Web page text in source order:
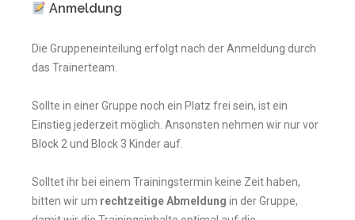
Anmeldung
Die Gruppeneinteilung erfolgt nach der Anmeldung durch
das Trainerteam.
Sollte in einer Gruppe noch ein Platz frei sein, ist ein
Einstieg jederzeit möglich. Ansonsten nehmen wir nur vor
Block 2 und Block 3 Kinder auf.
Solltet ihr bei einem Trainingstermin keine Zeit haben,
bitten wir um rechtzeitige Abmeldung in der Gruppe,